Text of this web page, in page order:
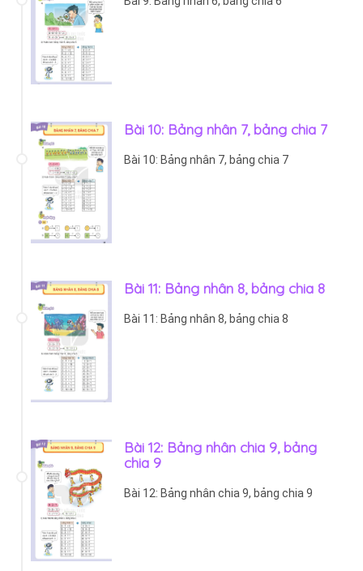
Bài 10: Bảng nhân 7, bảng chia 7
Bài 10: Bảng nhân 7, bảng chia 7
Bài 11: Bảng nhân 8, bảng chia 8
Bài 11: Bảng nhân 8, bảng chia 8
Bài 12: Bảng nhân chia 9, bảng
chia 9
Bài 12: Bảng nhân chia 9, bảng chia 9